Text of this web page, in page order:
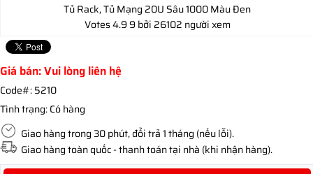
Tủ Rack, Tủ Mạng 20U Sâu 1000 Màu Đen
Votes4.99bởi 26102 người xem
Giá bán: Vui lòng liên hệ
Code#:5210
Tình trạng:Có hàng
Giao hàng trong 30 phút, đổi trả 1 tháng (nếu lỗi).
Giao hàng toàn quốc - thanh toán tại nhà (khi nhận hàng).